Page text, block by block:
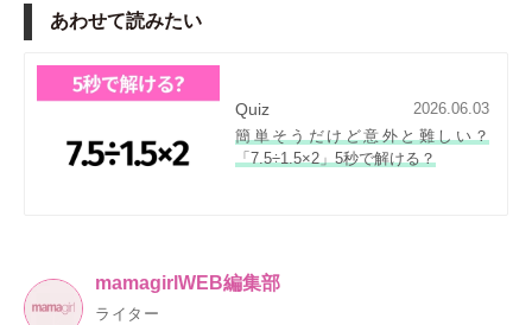
あわせて読みたい
Quiz
2026.06.03
簡単そうだけど意外と難しい？
「7.5÷1.5×2」5秒で解ける？
mamagirlWEB編集部
ライター